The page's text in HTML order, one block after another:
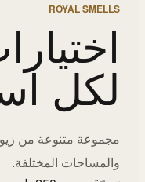
ROYAL SMELLS
لكل
والمساحات المختلفة.